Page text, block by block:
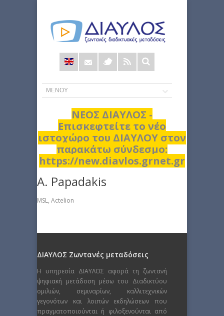
Φόρμα
αναζήτησης
ΝΕΟΣ ΔΙΑΥΛΟΣ -
Επισκεφτείτε το νέο
ιστοχώρο του ΔΙΑΥΛΟΥ στον
παρακάτω σύνδεσμο:
https://new.diavlos.grnet.gr
A. Papadakis
MSL, Actelion
ΔΙΑΥΛΟΣ Ζωντανές μεταδόσεις
Η υπηρεσία ΔΙΑΥΛΟΣ αφορά τη ζωντανή
ψηφιακή μετάδοση μέσω του Διαδικτύου
ομιλιών, σεμιναρίων, καλλιτεχνικών
γεγονότων και λοιπών εκδηλώσεων που
πραγματοποιούνται ή φιλοξενούνται από